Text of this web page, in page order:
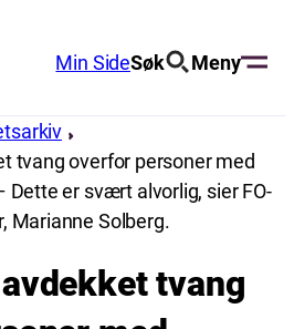
Min SideSøk Meny
tvang overfor personer med
er svært alvorlig, sier FO-
Marianne Solberg.
tvang